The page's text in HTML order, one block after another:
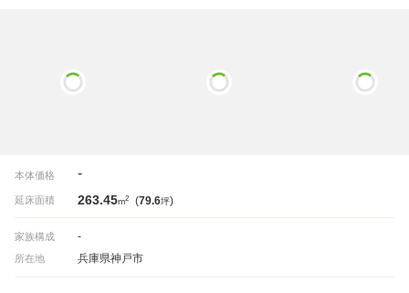
本体価格 -
延床面積 263.45m2 (79.6坪)
家族構成 -
所在地 兵庫県神戸市